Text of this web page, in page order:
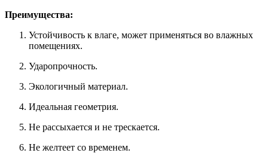
Преимущества:
Устойчивость к влаге, может применяться во влажных
помещениях.
Ударопрочность.
Экологичный материал.
Идеальная геометрия.
Не рассыхается и не трескается.
Не желтеет со временем.